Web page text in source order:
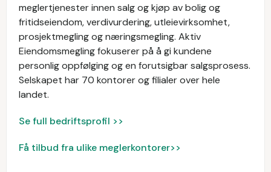
meglertjenester innen salg og kjøp av bolig og
fritidseiendom, verdivurdering, utleievirksomhet,
prosjektmegling og næringsmegling. Aktiv
Eiendomsmegling fokuserer på å gi kundene
personlig oppfølging og en forutsigbar salgsprosess.
Selskapet har 70 kontorer og filialer over hele
landet.
Se full bedriftsprofil >>
Få tilbud fra ulike meglerkontorer>>